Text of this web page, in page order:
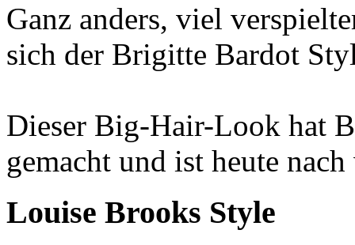
Ganz anders, viel
sich der Brigitte Bardot
Dieser Big-Hair-Look hat
gemacht und ist heute
Louise Brooks Style